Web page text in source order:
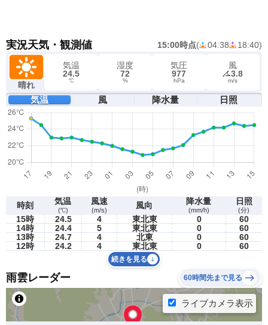
実況天気・観測値 15:00時点( 04:38 18:40)
晴れ
気温
24.5
℃
湿度
72
%
気圧
977
hPa
風
3.8
m/s
気温 風 降水量 日照
時刻 気温
(℃)
風速
(m/s) 風向 降水量
(mm/h)
日照
(分)
15時 24.5 4 東北東 0
60
14時
24.4 5 東北東 0
60
13時
24.7 4 北東 0
60
12時
24.2 4 東北東 0 60
続きを見る
雨雲レーダー 60時間先まで見る